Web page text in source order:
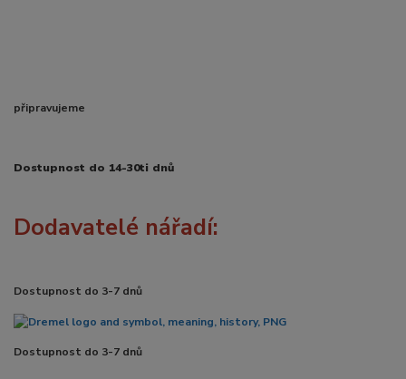
připravujeme
Dostupnost do 14-30ti dnů
Dodavatelé nářadí:
Dostupnost do 3-7 dnů
Dostupnost do 3-7 dnů